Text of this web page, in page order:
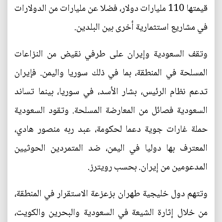
قيمتها 110 مليارات دولار، فضلا عن مليارات من الدولارات
في مشاريع استثمارية أخرى بين البلدين.
وتقف السعودية وإيران على طرفي نقيض من النزاعات
المسلحة في المنطقة، بما في ذلك سوريا واليمن. فإيران
تدعم نظام الرئيس، بشار الأسد، في سوريا، بينما تساند
السعودية فصائل من المعارضة المسلحة. وتقود السعودية
حملة غارات جوية دعما لحكومة، عبد ربه منصور هادي،
المعترف بها دوليا في اليمن، ضد المتمردين الحوثيين
المدعومين من إيران. بحسب رويترز.
وتتهم دول خليجية طهران بزعزعة الاستقرار في المنطقة،
من خلال إثارة الشيعة في السعودية والبحرين والكويت،